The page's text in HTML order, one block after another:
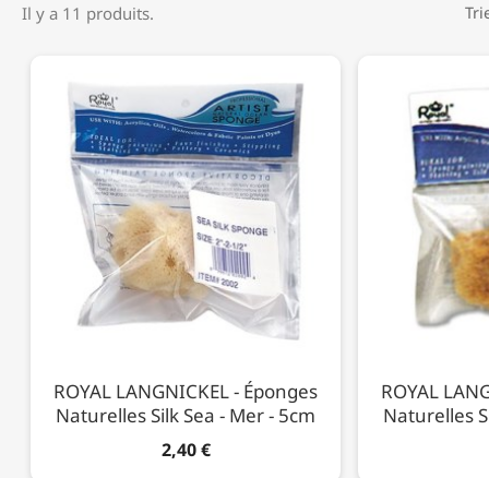
Il y a 11 produits.
ROYAL LANGNICKEL - Éponges
Naturelles Silk Sea - Mer - 5cm
2,40 €
ROYAL
Naturelles